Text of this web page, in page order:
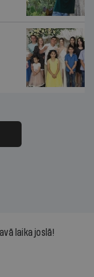
laika joslā!